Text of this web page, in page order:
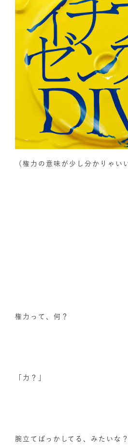
（権力の意味が少し分かりゃい
権力って、何？
「力？」
腕立てばっかしてる、みたいな